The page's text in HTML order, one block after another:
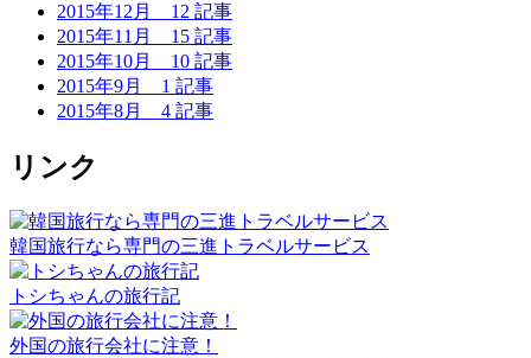
2015年12月 12 記事
2015年11月 15 記事
2015年10月 10 記事
2015年9月 1 記事
2015年8月 4 記事
リンク
韓国旅行なら専門の三進トラベルサービス
トシちゃんの旅行記
外国の旅行会社に注意！